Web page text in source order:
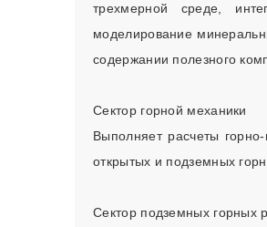
трехмерной среде,
моделирование
содержании полезного
Сектор горной механики
Выполняет расчеты
открытых и подземных
Сектор подземных горных